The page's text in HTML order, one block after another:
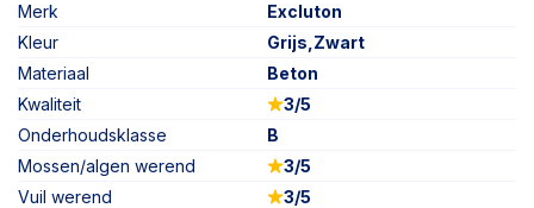
Merk
Excluton
Kleur
Grijs,Zwart
Materiaal
Beton
Kwaliteit
3/5
Onderhoudsklasse
B
Mossen/algen werend
3/5
Vuil werend
3/5